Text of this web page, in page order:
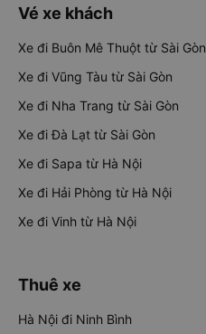
Vé xe khách
Xe đi Buôn Mê Thuột từ Sài Gòn
Xe đi Vũng Tàu từ Sài Gòn
Xe đi Nha Trang từ Sài Gòn
Xe đi Đà Lạt từ Sài Gòn
Xe đi Sapa từ Hà Nội
Xe đi Hải Phòng từ Hà Nội
Xe đi Vinh từ Hà Nội
Thuê xe
Hà Nội đi Ninh Bình